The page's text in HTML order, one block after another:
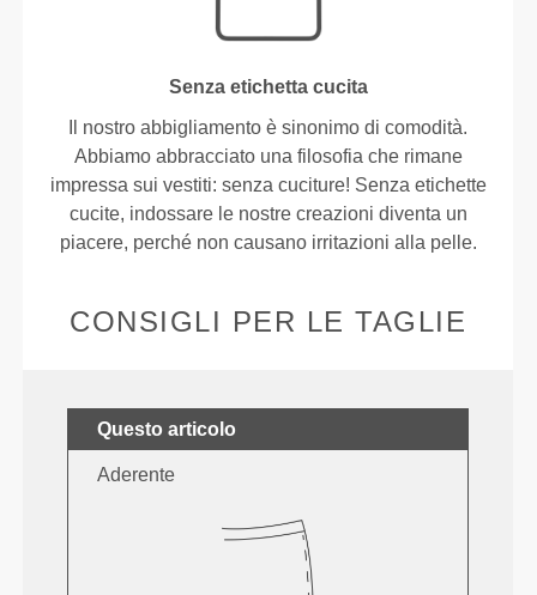
Senza etichetta cucita
Il nostro abbigliamento è sinonimo di comodità.
Abbiamo abbracciato una filosofia che rimane
impressa sui vestiti: senza cuciture! Senza etichette
cucite, indossare le nostre creazioni diventa un
piacere, perché non causano irritazioni alla pelle.
CONSIGLI PER LE TAGLIE
Questo articolo
Aderente